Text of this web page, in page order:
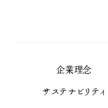
企業理念
サステナビリティ